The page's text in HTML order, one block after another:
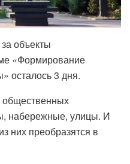
объекты
«Формирование
осталось 3 дня.
общественных
набережные, улицы. И
них преобразятся в